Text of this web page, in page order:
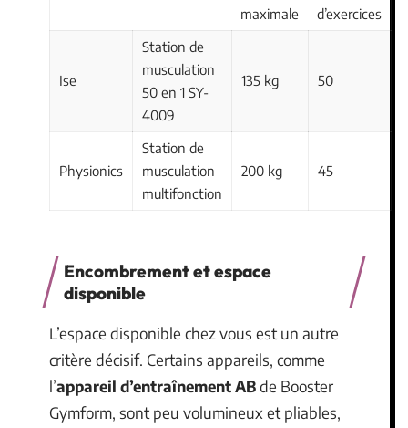
maximale
d’exercices
Ise
Station de
musculation
50 en 1 SY-
4009
135 kg 50
Physionics
Station de
musculation
multifonction
200 kg 45
Encombrement et espace
disponible
L’espace disponible chez vous est un autre
critère décisif. Certains appareils, comme
l’appareil d’entraînement ABde Booster
Gymform, sont peu volumineux et pliables,